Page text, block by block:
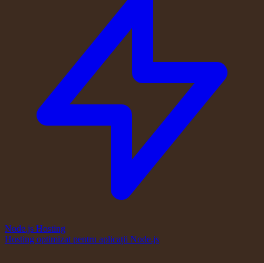
Node.js Hosting
Hosting optimizat pentru aplicații Node.js